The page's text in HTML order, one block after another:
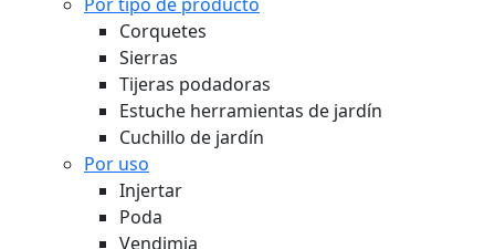
Corquetes
Sierras
Tijeras podadoras
Estuche herramientas de jardín
Cuchillo de jardín
Por uso
Injertar
Poda
Vendimia